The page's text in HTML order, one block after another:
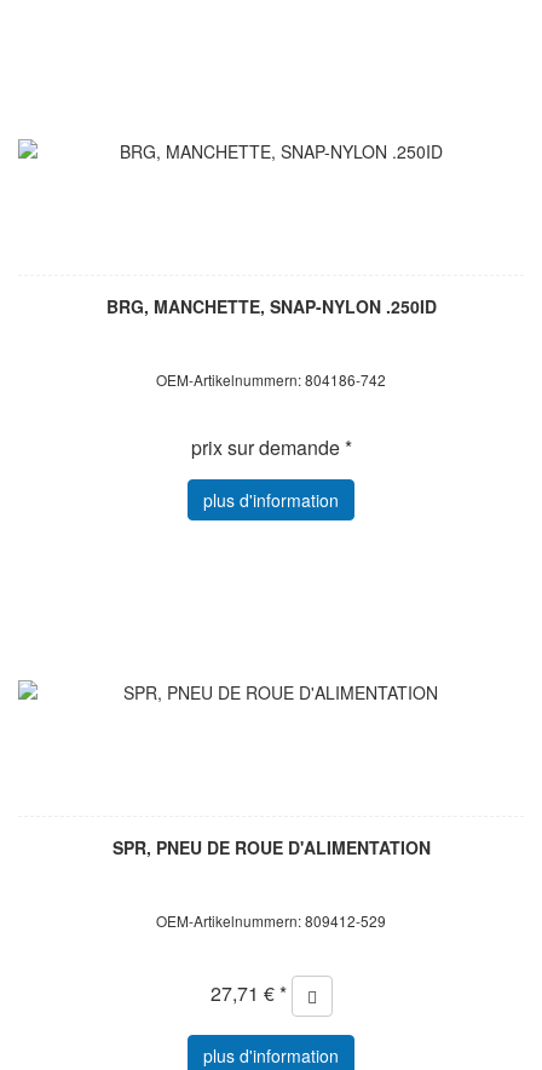
BRG, MANCHETTE, SNAP-NYLON .250ID
OEM-Artikelnummern: 804186-742
prix sur demande *
plus d'information
SPR, PNEU DE ROUE D'ALIMENTATION
OEM-Artikelnummern: 809412-529
27,71 € *
plus d'information